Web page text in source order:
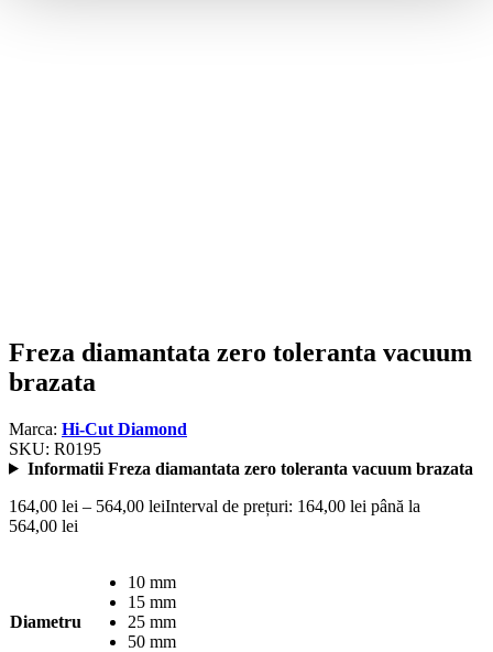
Freza diamantata zero toleranta vacuum
brazata
Marca: Hi-Cut Diamond
SKU: R0195
Informatii Freza diamantata zero toleranta vacuum brazata
164,00 lei – 564,00 leiInterval de prețuri: 164,00 lei până la
564,00 lei
Diametru
10 mm
15 mm
25 mm
50 mm